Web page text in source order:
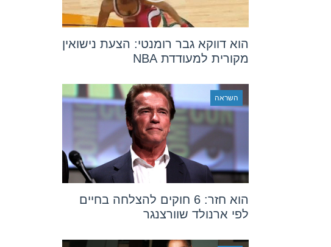
הוא דווקא גבר רומנטי: הצעת נישואין
מקורית למעודדת NBA
השראה
הוא חזר: 6 חוקים להצלחה בחיים
לפי ארנולד שוורצנגר